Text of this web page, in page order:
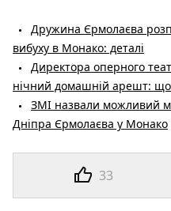
33
Дружина Єрмолаєва
вибуху в Монако: деталі
Директора оперного
нічний домашній арешт:
ЗМІ назвали можливий
Дніпра Єрмолаєва у Монако